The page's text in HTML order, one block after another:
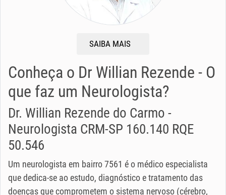
SAIBA MAIS
Conheça o Dr Willian Rezende - O
que faz um Neurologista?
Dr. Willian Rezende do Carmo -
Neurologista CRM-SP 160.140 RQE
50.546
Um neurologista em bairro 7561 é o médico especialista
que dedica-se ao estudo, diagnóstico e tratamento das
doenças que comprometem o sistema nervoso (cérebro,